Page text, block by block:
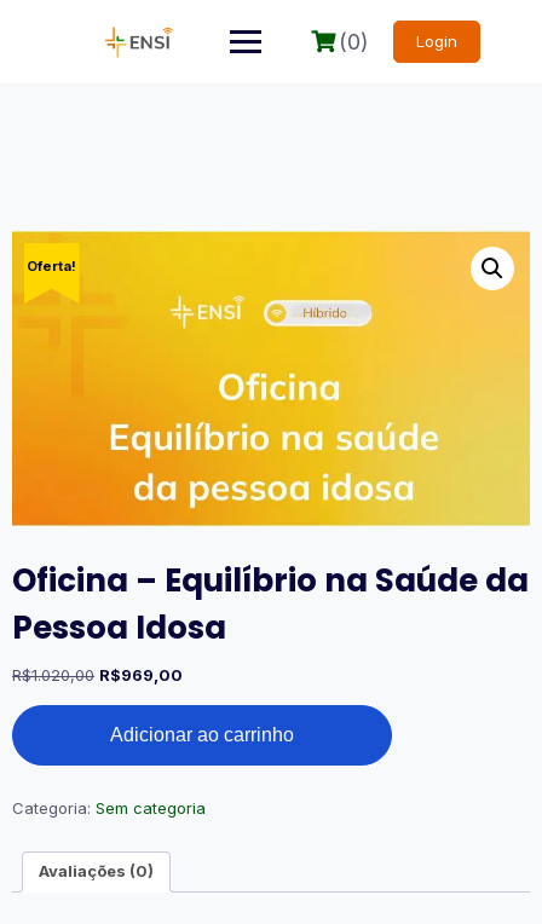
(0) Login
Oferta!
Oficina – Equilíbrio na Saúde da
Pessoa Idosa
R$1.020,00 R$969,00
Adicionar ao carrinho
Categoria: Sem categoria
Avaliações (0)